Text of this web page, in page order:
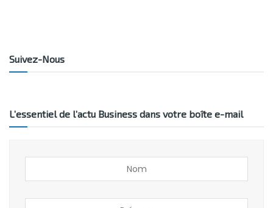
Suivez-Nous
L’essentiel de l’actu Business dans votre boîte e-mail